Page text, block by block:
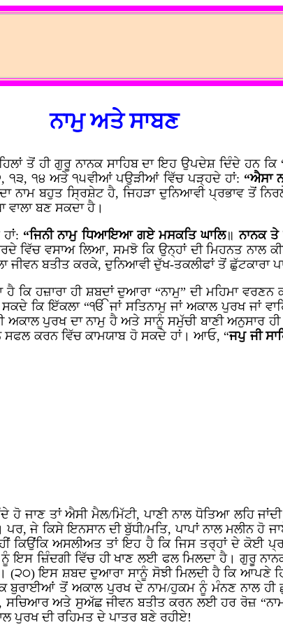
ਨਾਮੁ ਅਤੇ ਸਾਬਣ
ਤੋਂ ਹੀ ਗੁਰੂ ਨਾਨਕ ਸਾਹਿਬ ਦਾ ਇਹ ਉਪਦੇਸ਼ ਦਿੰਦੇ ਹਨ
੧੩, ੧੪ ਅਤੇ ੧੫ਵੀਆਂ ਪਉੜੀਆਂ ਵਿੱਚ ਪੜ੍ਹਦੇ ਹਾਂ: “ਐਸਾ
ਨਾਮ ਬਹੁਤ ਸ੍ਰਿਸ਼ੇਟ ਹੈ, ਜਿਹੜਾ ਦੁਨਿਆਵੀ ਪ੍ਰਭਾਵ ਤੋਂ
ਬਣ ਸਕਦਾ ਹੈ।
“ਜਿਨੀ ਨਾਮੁ ਧਿਆਇਆ ਗਏ ਮਸਕਤਿ ਘਾਲਿ॥ਨਾਨਕ ਤੇ
ਵਿੱਚ ਵਸਾਅ ਲਿਆ, ਸਮਝੋ ਕਿ ਉਨ੍ਹਾਂ ਦੀ ਮਿਹਨਤ ਨਾਲ
ਬਤੀਤ ਕਰਕੇ, ਦੁਨਿਆਵੀ ਦੁੱਖ-ਤਕਲੀਫਾਂ ਤੋਂ ਛੁੱਟਕਾਰਾ
ਕਿ ਹਜ਼ਾਰਾ ਹੀ ਸ਼ਬਦਾਂ ਦੁਆਰਾ “ਨਾਮੁ” ਦੀ ਮਹਿਮਾ
ਕਿ ਇੱਕਲਾ “ੴ ਜਾਂ ਸਤਿਨਾਮੁ ਜਾਂ ਅਕਾਲ ਪੁਰਖ ਜਾਂ
ਅਕਾਲ ਪੁਰਖ ਦਾ ਨਾਮੁ ਹੈ ਅਤੇ ਸਾਨੂੰ ਸਮੁੱਚੀ ਬਾਣੀ ਅਨੁਸਾਰ
ਕਰਨ ਵਿੱਚ ਕਾਮਯਾਬ ਹੋ ਸਕਦੇ ਹਾਂ। ਆਓ, “ਜਪੁ ਜੀ
ਤਾਂ ਐਸੀ ਮੈਲ/ਮਿੱਟੀ, ਪਾਣੀ ਨਾਲ ਧੋਤਿਆ ਲਹਿ
ਪਰ, ਜੇ ਕਿਸੇ ਇਨਸਾਨ ਦੀ ਬੁੱਧੀ/ਮਤਿ, ਪਾਪਾਂ ਨਾਲ ਮਲੀਨ
ਕਿਉਂਕਿ ਅਸਲੀਅਤ ਤਾਂ ਇਹ ਹੈ ਕਿ ਜਿਸ ਤਰ੍ਹਾਂ ਦੇ ਕੋਈ
ਨੂੰ ਇਸ ਜ਼ਿੰਦਗੀ ਵਿੱਚ ਹੀ ਖਾਣ ਲਈ ਫਲ ਮਿਲਦਾ ਹੈ। ਗੁਰੂ
ਇਸ ਸ਼ਬਦ ਦੁਆਰਾ ਸਾਨੂੰ ਸੋਝੀ ਮਿਲਦੀ ਹੈ ਕਿ ਆਪਣੇ
ਬੁਰਾਈਆਂ ਤੋਂ ਅਕਾਲ ਪੁਰਖ ਦੇ ਨਾਮ/ਹੁਕਮ ਨੂੰ ਮੰਨਣ ਨਾਲ ਹੀ
ਅਤੇ ਸੁਅੱਛ ਜੀਵਨ ਬਤੀਤ ਕਰਨ ਲਈ ਹਰ ਰੋਜ਼ “ਨਾਮ
ਪੁਰਖ ਦੀ ਰਹਿਮਤ ਦੇ ਪਾਤਰ ਬਣੇ ਰਹੀਏ!